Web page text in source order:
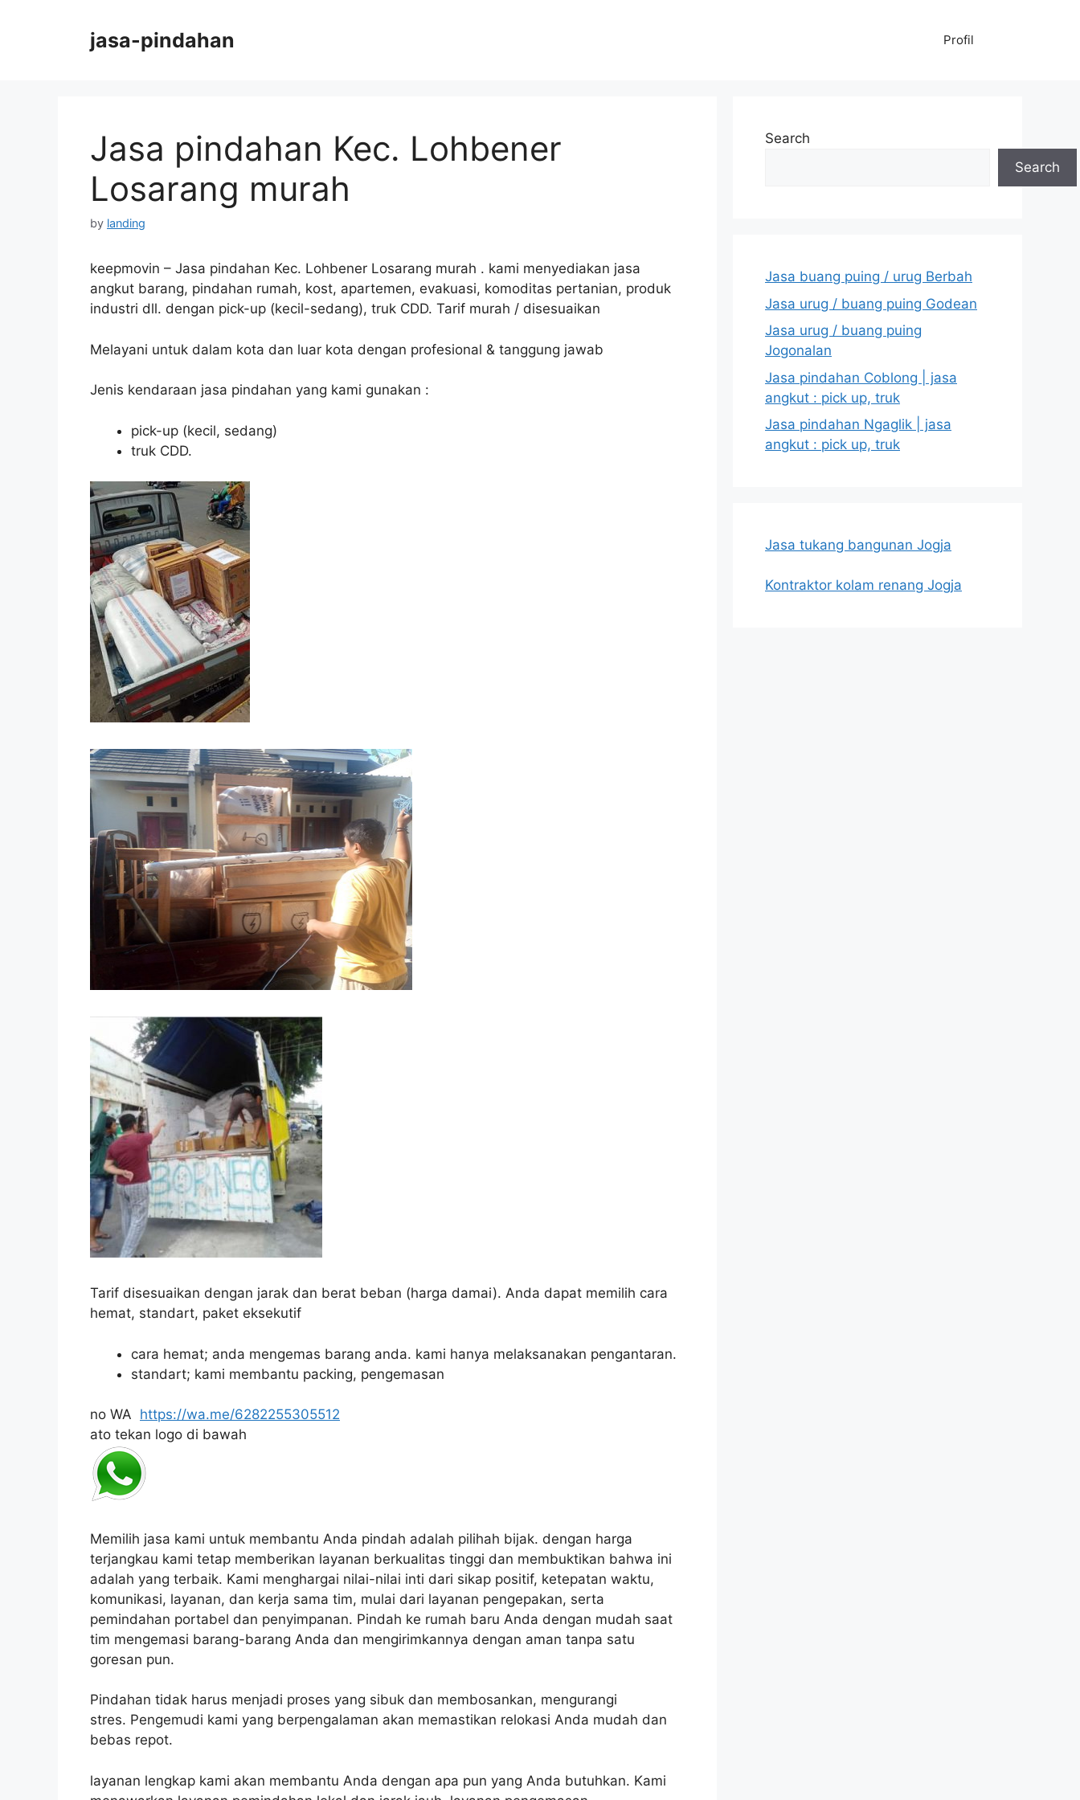
jasa-pindahan Profil
Jasa pindahan Kec. Lohbener
Losarang murah
by landing
keepmovin – Jasa pindahan Kec. Lohbener Losarang murah . kami menyediakan jasa
angkut barang, pindahan rumah, kost, apartemen, evakuasi, komoditas pertanian, produk
industri dll. dengan pick-up (kecil-sedang), truk CDD. Tarif murah / disesuaikan
Melayani untuk dalam kota dan luar kota dengan profesional & tanggung jawab
Jenis kendaraan jasa pindahan yang kami gunakan :
pick-up (kecil, sedang)
truk CDD.
Tarif disesuaikan dengan jarak dan berat beban (harga damai). Anda dapat memilih cara
hemat, standart, paket eksekutif
cara hemat; anda mengemas barang anda. kami hanya melaksanakan pengantaran.
standart; kami membantu packing, pengemasan
no WA https://wa.me/6282255305512
ato tekan logo di bawah
Memilih jasa kami untuk membantu Anda pindah adalah pilihah bijak. dengan harga
terjangkau kami tetap memberikan layanan berkualitas tinggi dan membuktikan bahwa ini
adalah yang terbaik. Kami menghargai nilai-nilai inti dari sikap positif, ketepatan waktu,
komunikasi, layanan, dan kerja sama tim, mulai dari layanan pengepakan, serta
pemindahan portabel dan penyimpanan. Pindah ke rumah baru Anda dengan mudah saat
tim mengemasi barang-barang Anda dan mengirimkannya dengan aman tanpa satu
goresan pun.
Pindahan tidak harus menjadi proses yang sibuk dan membosankan, mengurangi
stres. Pengemudi kami yang berpengalaman akan memastikan relokasi Anda mudah dan
bebas repot.
layanan lengkap kami akan membantu Anda dengan apa pun yang Anda butuhkan. Kami
Search
Search
Jasa buang puing / urug Berbah
Jasa urug / buang puing Godean
Jasa urug / buang puing
Jogonalan
Jasa pindahan Coblong | jasa
angkut : pick up, truk
Jasa pindahan Ngaglik | jasa
angkut : pick up, truk
Jasa tukang bangunan Jogja
Kontraktor kolam renang Jogja